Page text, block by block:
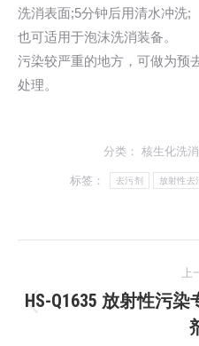
洗消表面;5分钟后用清水冲洗;
也可适用于泡沫洗消装备。
污染较严重的地方，可做为预
处理。
分类： 核生化洗
标签： 去污剂 放射性去
章
上
HS-Q1635 放射性污